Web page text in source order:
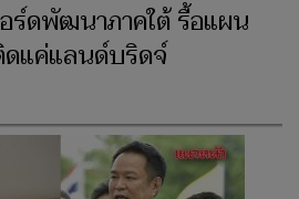
ร์ดพัฒนาภาคใต้ รื้อแผน
แค่แลนด์บริดจ์